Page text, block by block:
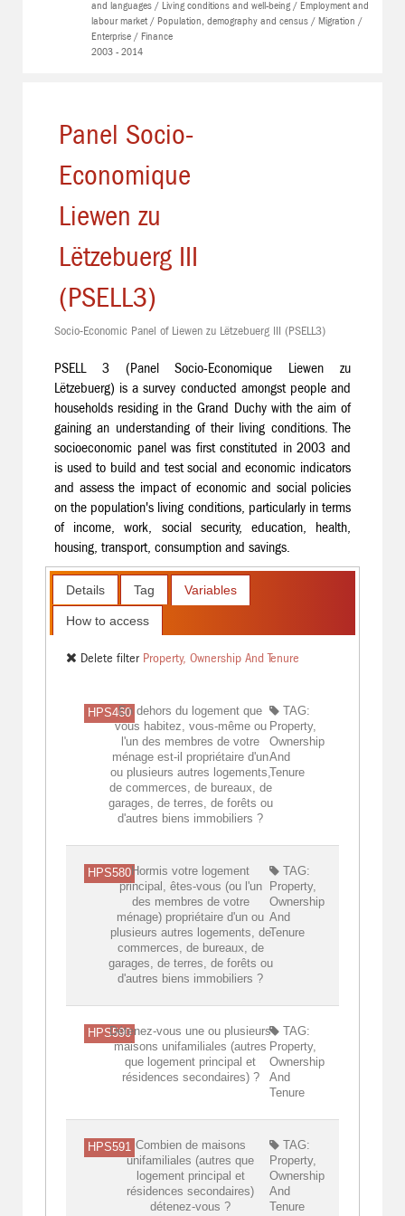
and languages / Living conditions and well-being / Employment and
labour market / Population, demography and census / Migration /
Enterprise / Finance
2003 - 2014
Panel Socio-
Economique
Liewen zu
Lëtzebuerg III
(PSELL3)
Socio-Economic Panel of Liewen zu Lëtzebuerg III (PSELL3)
PSELL 3 (Panel Socio-Economique Liewen zu
Lëtzebuerg) is a survey conducted amongst people and
households residing in the Grand Duchy with the aim of
gaining an understanding of their living conditions. The
socioeconomic panel was first constituted in 2003 and
is used to build and test social and economic indicators
and assess the impact of economic and social policies
on the population's living conditions, particularly in terms
of income, work, social security, education, health,
housing, transport, consumption and savings.
Details Tag Variables
How to access
Delete filter Property, Ownership And Tenure
HPS460En dehors du logement que
vous habitez, vous-même ou
l'un des membres de votre
ménage est-il propriétaire d'un
ou plusieurs autres logements,
de commerces, de bureaux, de
garages, de terres, de forêts ou
d'autres biens immobiliers ?
TAG:
Property,
Ownership
And
Tenure
HPS580Hormis votre logement
principal, êtes-vous (ou l'un
des membres de votre
ménage) propriétaire d'un ou
plusieurs autres logements, de
commerces, de bureaux, de
garages, de terres, de forêts ou
d'autres biens immobiliers ?
TAG:
Property,
Ownership
And
Tenure
HPS590Détenez-vous une ou plusieurs
maisons unifamiliales (autres
que logement principal et
résidences secondaires) ?
TAG:
Property,
Ownership
And
Tenure
HPS591 Combien de maisons
unifamiliales (autres que
logement principal et
résidences secondaires)
détenez-vous ?
TAG:
Property,
Ownership
And
Tenure